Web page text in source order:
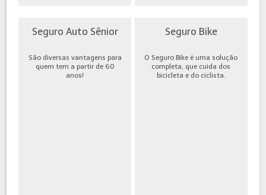
Seguro Auto Sênior
São diversas vantagens para
quem tem a partir de 60
anos!
Seguro Bike
O Seguro Bike é uma solução
completa, que cuida dos
bicicleta e do ciclista.